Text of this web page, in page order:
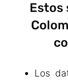
Estos
Los